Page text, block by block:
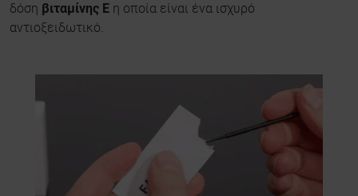
δόση βιταμίνης Ε η οποία είναι ένα ισχυρό
αντιοξειδωτικό.